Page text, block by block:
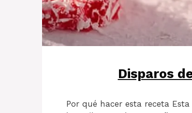
Disparos
Por qué hacer esta receta